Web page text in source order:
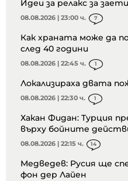
Идеи за релакс за
08.08.2026 | 23:00 ч. 7
Как храната може да
след 40 години
08.08.2026 | 22:45 ч. 1
Локализираха двата
08.08.2026 | 22:30 ч. 1
Хакан Фидан: Турция
върху бойните
08.08.2026 | 22:15 ч. 14
Медведев: Русия ще
фон дер Лайен